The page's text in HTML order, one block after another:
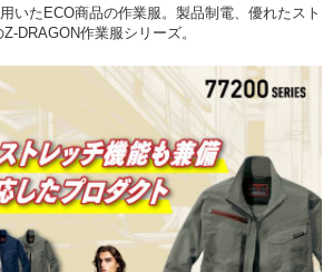
いたECO商品の作業服。製品制電、優れたスト
DRAGON作業服シリーズ。